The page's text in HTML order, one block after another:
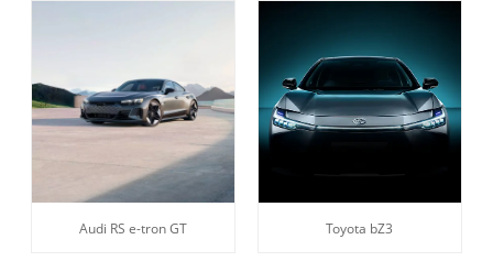
Audi RS e-tron GT Toyota bZ3